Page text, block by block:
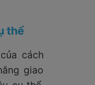
thể
cách
giao